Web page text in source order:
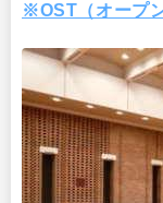
※OST（オープ